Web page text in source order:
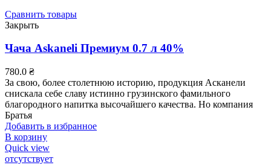
Сравнить товары
Закрыть
Чача Askaneli Премиум 0.7 л 40%
780.0 ₴
За свою, более столетнюю историю, продукция Асканели
снискала себе славу истинно грузинского фамильного
благородного напитка высочайшего качества. Но компания
Братья
Добавить в избранное
В корзину
Quick view
отсутствует